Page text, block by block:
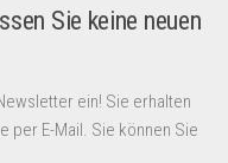
Sie keine neuen
ein! Sie erhalten
per E-Mail. Sie können Sie